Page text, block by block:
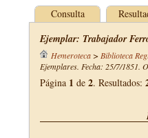
Consulta
Ejemplar: Trabajador
Hemeroteca> Biblioteca
Ejemplares. Fecha: 25/7/1851.
Página 1 de 2. Resultados: